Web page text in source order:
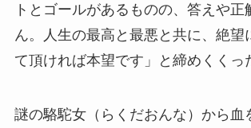
トとゴールがあるものの、答えや正
ん。人生の最高と最悪と共に、絶望
て頂ければ本望です」と締めくくっ
謎の駱駝女（らくだおんな）から血